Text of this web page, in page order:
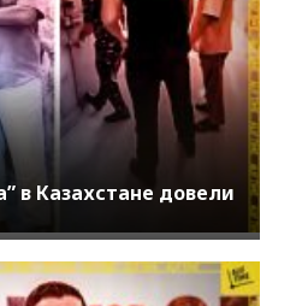
в Казахстане довели